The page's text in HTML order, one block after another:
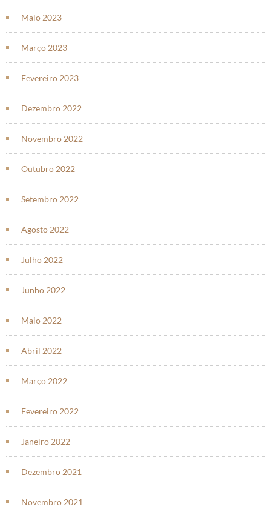
Maio 2023
Março 2023
Fevereiro 2023
Dezembro 2022
Novembro 2022
Outubro 2022
Setembro 2022
Agosto 2022
Julho 2022
Junho 2022
Maio 2022
Abril 2022
Março 2022
Fevereiro 2022
Janeiro 2022
Dezembro 2021
Novembro 2021